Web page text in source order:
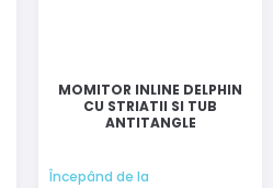
MOMITOR INLINE DELPHIN
CU STRIATII SI TUB
ANTITANGLE
Începând de la